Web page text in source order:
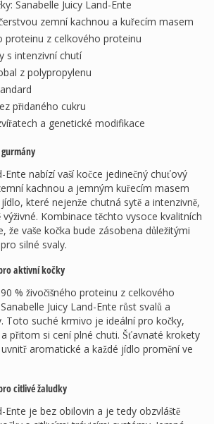
Sanabelle Juicy Land-Ente
zemní kachnou a kuřecím masem
proteinu z celkového proteinu
s intenzivní chutí
z polypropylenu
přidaného cukru
a genetické modifikace
Ente nabízí vaší kočce jedinečný chuťový
kachnou a jemným kuřecím masem
které nejenže chutná sytě a intenzivně,
Kombinace těchto vysoce kvalitních
že vaše kočka bude zásobena důležitými
silné svaly.
aktivní kočky
% živočišného proteinu z celkového
Juicy Land-Ente růst svalů a
Toto suché krmivo je ideální pro kočky,
přitom si cení plné chuti. Šťavnaté krokety
aromatické a každé jídlo promění ve
citlivé žaludky
Ente je bez obilovin a je tedy obzvláště